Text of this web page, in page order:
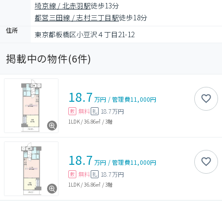
埼京線 / 北赤羽駅徒歩13分
都営三田線 / 志村三丁目駅徒歩18分
住所 東京都板橋区小豆沢４丁目21-12
掲載中の物件(6件)
18.7 万円 /管理費11,000円
敷 無料 礼 18.7万円
1LDK/36.86㎡ /3階
18.7 万円 /管理費11,000円
敷 無料 礼 18.7万円
1LDK/36.86㎡ /3階